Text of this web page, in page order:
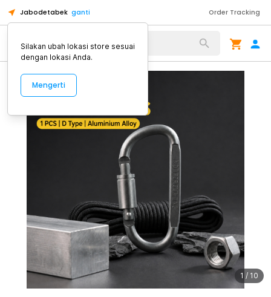
Jabodetabek ganti Order Tracking
Alat Kopi
1 / 10
Silakan ubah lokasi store sesuai
dengan lokasi Anda.
Mengerti